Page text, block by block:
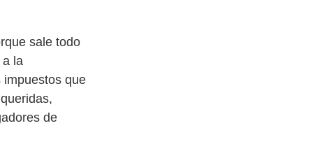
sale todo
la
impuestos que
de